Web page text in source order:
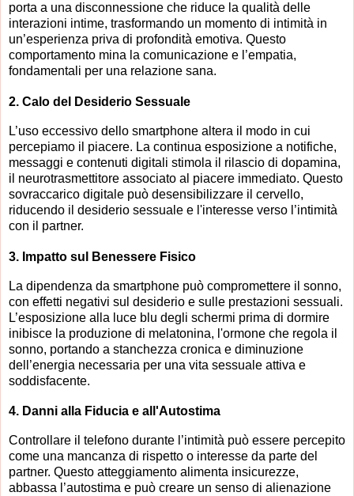
porta a una disconnessione che riduce la qualità delle
interazioni intime, trasformando un momento di intimità in
un’esperienza priva di profondità emotiva. Questo
comportamento mina la comunicazione e l’empatia,
fondamentali per una relazione sana.
2. Calo del Desiderio Sessuale
L’uso eccessivo dello smartphone altera il modo in cui
percepiamo il piacere. La continua esposizione a notifiche,
messaggi e contenuti digitali stimola il rilascio di dopamina,
il neurotrasmettitore associato al piacere immediato. Questo
sovraccarico digitale può desensibilizzare il cervello,
riducendo il desiderio sessuale e l'interesse verso l’intimità
con il partner.
3. Impatto sul Benessere Fisico
La dipendenza da smartphone può compromettere il sonno,
con effetti negativi sul desiderio e sulle prestazioni sessuali.
L’esposizione alla luce blu degli schermi prima di dormire
inibisce la produzione di melatonina, l'ormone che regola il
sonno, portando a stanchezza cronica e diminuzione
dell’energia necessaria per una vita sessuale attiva e
soddisfacente.
4. Danni alla Fiducia e all'Autostima
Controllare il telefono durante l’intimità può essere percepito
come una mancanza di rispetto o interesse da parte del
partner. Questo atteggiamento alimenta insicurezze,
abbassa l’autostima e può creare un senso di alienazione